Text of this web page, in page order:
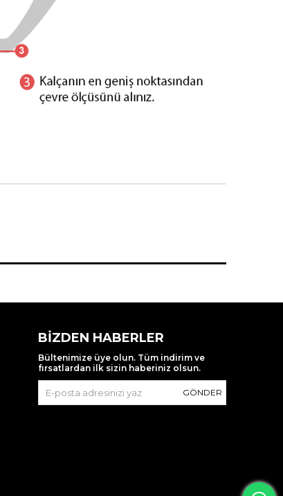
BIZDEN HABERLER
Bültenimize üye olun. Tüm indirim ve
fırsatlardan ilk sizin haberiniz olsun.
GÖNDER